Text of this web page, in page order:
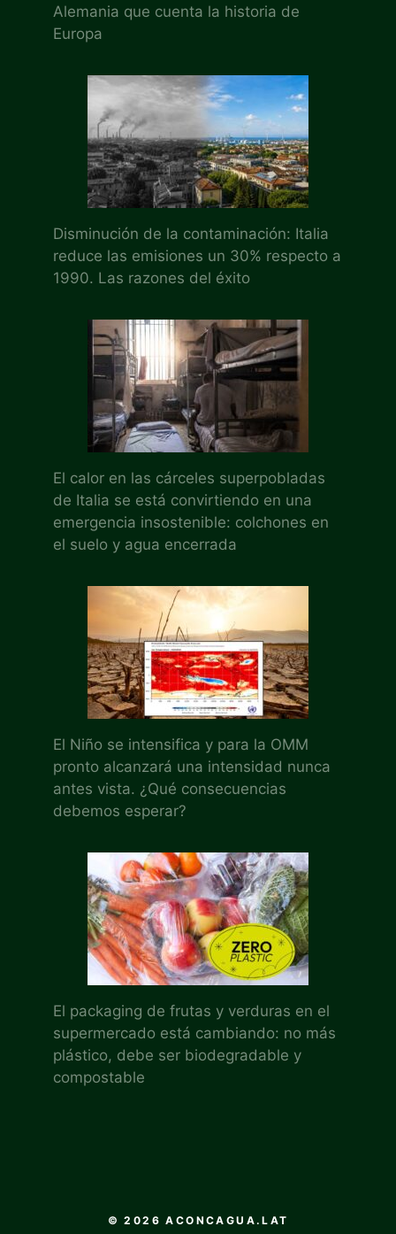
Alemania que cuenta la historia de
Europa
Disminución de la contaminación: Italia
reduce las emisiones un 30% respecto a
1990. Las razones del éxito
El calor en las cárceles superpobladas
de Italia se está convirtiendo en una
emergencia insostenible: colchones en
el suelo y agua encerrada
El Niño se intensifica y para la OMM
pronto alcanzará una intensidad nunca
antes vista. ¿Qué consecuencias
debemos esperar?
El packaging de frutas y verduras en el
supermercado está cambiando: no más
plástico, debe ser biodegradable y
compostable
© 2026 ACONCAGUA.LAT